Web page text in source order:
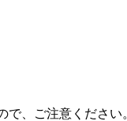
、ご注意ください。